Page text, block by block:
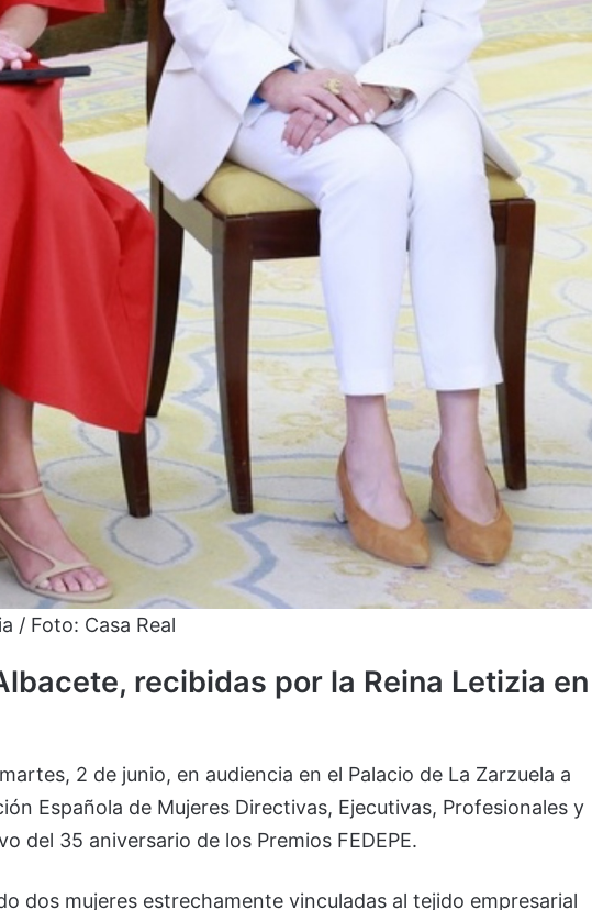
/ Foto: Casa Real
recibidas por la Reina Letizia en
2 de junio, en audiencia en el Palacio de La Zarzuela a
Española de Mujeres Directivas, Ejecutivas, Profesionales y
del 35 aniversario de los Premios FEDEPE.
dos mujeres estrechamente vinculadas al tejido empresarial